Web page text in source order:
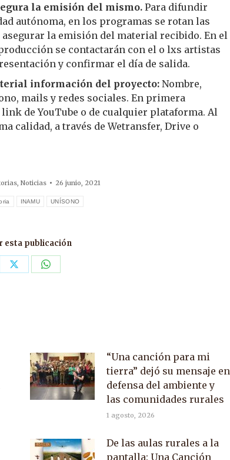
la emisión del mismo. Para difundir
autónoma, en los programas se rotan las
la emisión del material recibido. En el
se contactarán con el o lxs artistas
y confirmar el día de salida.
información del proyecto: Nombre,
mails y redes sociales. En primera
de YouTube o de cualquier plataforma. Al
calidad, a través de Wetransfer, Drive o
Noticias 26 junio, 2021
INAMU UNÍSONO
esta publicación
Share Share
“Una canción para mi
tierra” dejó su mensaje en
defensa del ambiente y
las comunidades rurales
1 agosto, 2026
De las aulas rurales a la
pantalla: Una Canción